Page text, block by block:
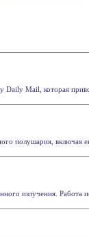
Daily Mail, которая
полушария, включая
излучения. Работа